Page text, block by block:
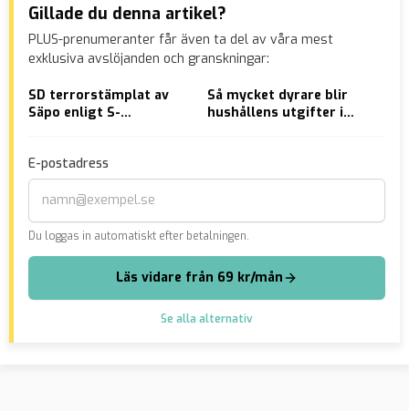
Gillade du denna artikel?
PLUS-prenumeranter får även ta del av våra mest
exklusiva avslöjanden och granskningar:
SD terrorstämplat av
Säpo enligt S-
Så mycket dyrare blir
hushållens utgifter i
E-postadress
Du loggas in automatiskt efter betalningen.
Läs vidare från 69 kr/mån
Se alla alternativ